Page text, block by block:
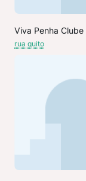
Viva Penha Clube
rua quito